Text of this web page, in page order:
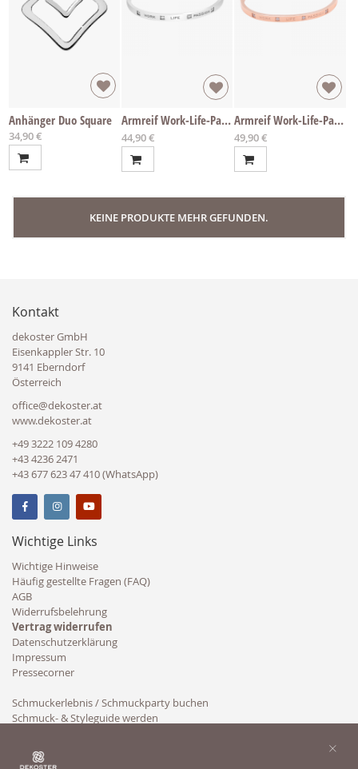
Anhänger Duo Square
34,90 €
Armreif Work-Life-Passion - diverse Längen
Ab
44,90 €
Armreif Work-Life-Passion Rosé - diverse Längen
Ab
49,90 €
KEINE PRODUKTE MEHR GEFUNDEN.
Kontakt
dekoster GmbH
Eisenkappler Str. 10
9141 Eberndorf
Österreich
office@dekoster.at
www.dekoster.at
+49 3222 109 4280
+43 4236 2471
+43 677 623 47 410 (WhatsApp)
Wichtige Links
Wichtige Hinweise
Häufig gestellte Fragen (FAQ)
AGB
Widerrufsbelehrung
Vertrag widerrufen
Datenschutzerklärung
Impressum
Pressecorner
Schmuckerlebnis / Schmuckparty buchen
Schmuck- & Styleguide werden
×